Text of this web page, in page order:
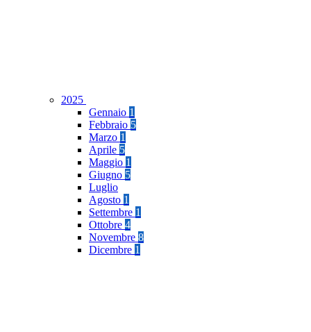
2025
Gennaio 1
Febbraio 5
Marzo 1
Aprile 5
Maggio 1
Giugno 5
Luglio
Agosto 1
Settembre 1
Ottobre 4
Novembre 8
Dicembre 1